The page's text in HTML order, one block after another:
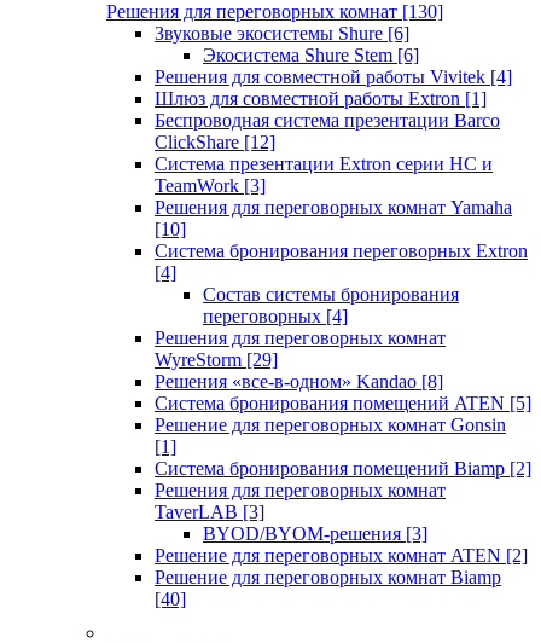
Решения для переговорных комнат [130]
Звуковые экосистемы Shure [6]
Экосистема Shure Stem [6]
Решения для совместной работы Vivitek [4]
Шлюз для совместной работы Extron [1]
Беспроводная система презентации Barco
ClickShare [12]
Система презентации Extron серии HC и
TeamWork [3]
Решения для переговорных комнат Yamaha
[10]
Система бронирования переговорных Extron
[4]
Состав системы бронирования
переговорных [4]
Решения для переговорных комнат
WyreStorm [29]
Решения «все-в-одном» Kandao [8]
Система бронирования помещений ATEN [5]
Решение для переговорных комнат Gonsin
[1]
Система бронирования помещений Biamp [2]
Решения для переговорных комнат
TaverLAB [3]
BYOD/BYOM-решения [3]
Решение для переговорных комнат ATEN [2]
Решение для переговорных комнат Biamp
[40]